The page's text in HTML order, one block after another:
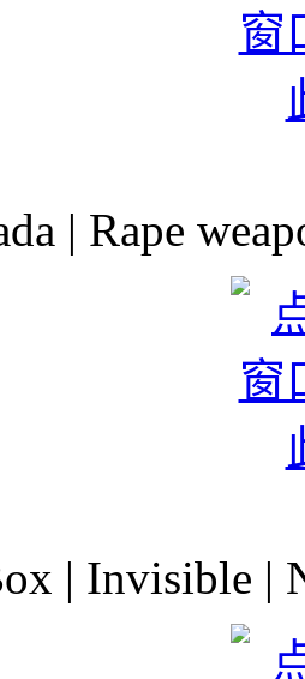
| Rape
| Invisible |